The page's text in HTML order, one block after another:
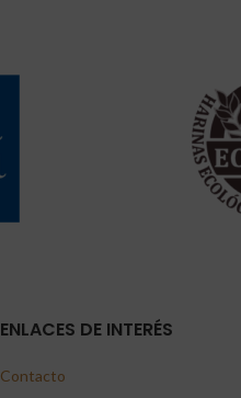
ENLACES DE INTERÉS
Contacto